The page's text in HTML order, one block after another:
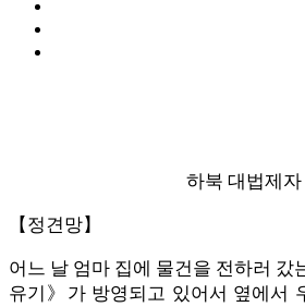
하북 대법제자
【정견망】
어느 날 엄마 집에 물건을 전하러 갔
유기》가 방영되고 있어서 옆에서